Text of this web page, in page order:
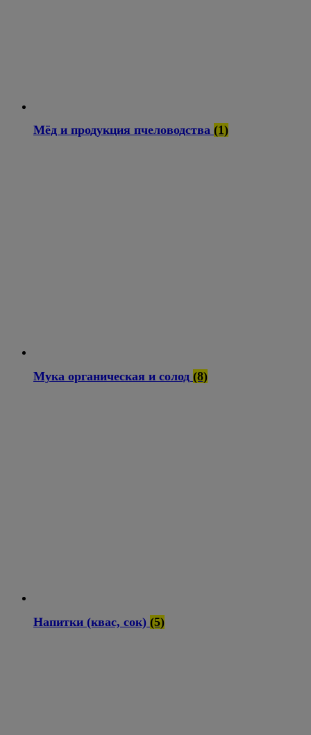
Мёд и продукция пчеловодства (1)
Мука органическая и солод (8)
Напитки (квас, сок) (5)